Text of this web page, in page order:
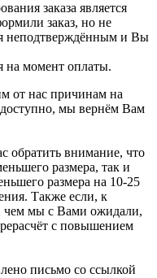
заказа является
заказ, но не
неподтверждённым и Вы
на момент оплаты.
от нас причинам на
доступно, мы вернём Вам
обратить внимание, что
размера, так и
размера на 10-25
Также если, к
чем мы с Вами ожидали,
с повышением
письмо со ссылкой